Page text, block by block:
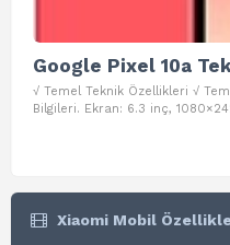
Google Pixel 10a
√ Temel Teknik Özellikleri √
Bilgileri. Ekran: 6.3 inç,
Xiaomi Mobil